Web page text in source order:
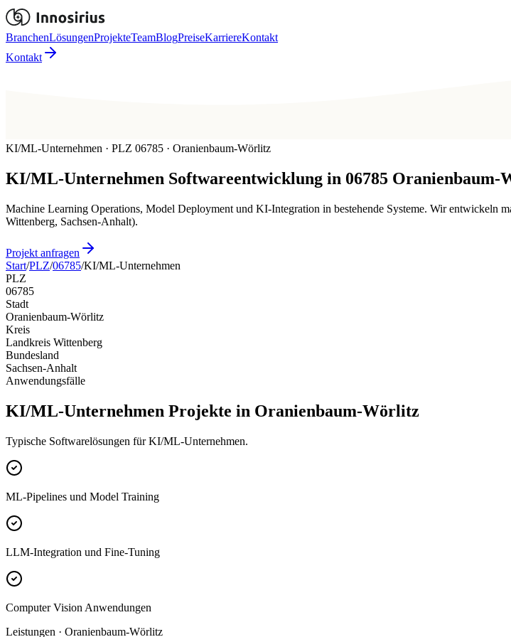
BranchenLösungenProjekteTeamBlogPreiseKarriereKontakt
Kontakt
KI/ML-Unternehmen · PLZ 06785 · Oranienbaum-Wörlitz
KI/ML-Unternehmen Softwareentwicklung in 06785 Oranienbaum-
Machine Learning Operations, Model Deployment und KI-Integration in bestehende Systeme. Wir
Wittenberg, Sachsen-Anhalt).
Projekt anfragen
Start/PLZ/06785/KI/ML-Unternehmen
PLZ
06785
Stadt
Oranienbaum-Wörlitz
Kreis
Landkreis Wittenberg
Bundesland
Sachsen-Anhalt
Anwendungsfälle
KI/ML-Unternehmen Projekte in Oranienbaum-Wörlitz
Typische Softwarelösungen für KI/ML-Unternehmen.
ML-Pipelines und Model Training
LLM-Integration und Fine-Tuning
Computer Vision Anwendungen
Leistungen · Oranienbaum-Wörlitz